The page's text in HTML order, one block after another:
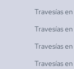
Travesías en
Travesías en
Travesías en
Travesías en